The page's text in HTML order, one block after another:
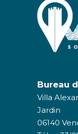
Bureau
Villa
Jardin
06140